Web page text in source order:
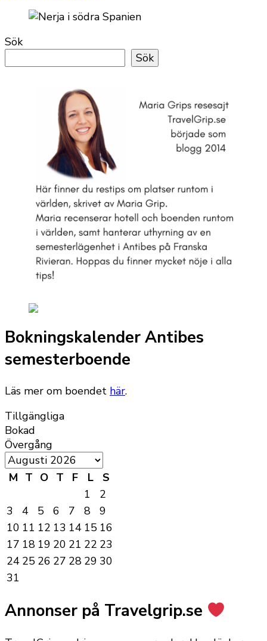
Sök
Sök
Bokningskalender Antibes
semesterboende
Läs mer om boendet här.
Tillgängliga
Bokad
Övergång
M T O T F L
S
1
2
3
4 5 6 7 8
9
10 11 12 13 14 15 16
17 18 19 20 21 22 23
24 25 26 27 28 29 30
31
Annonser på Travelgrip.se